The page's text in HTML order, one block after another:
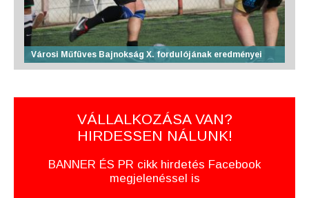
Városi Műfüves Bajnokság X. fordulójának eredményei
VÁLLALKOZÁSA VAN?
HIRDESSEN NÁLUNK!
BANNER ÉS PR cikk hirdetés Facebook
megjelenéssel is